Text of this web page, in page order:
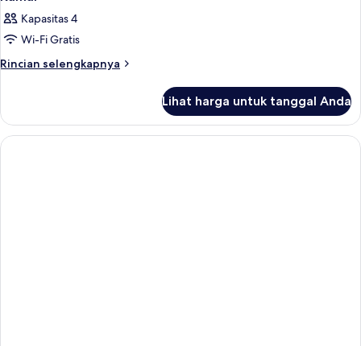
Kapasitas 4
Wi-Fi Gratis
Rincian selengkapnya
Rincian
Kamar
Lihat harga untuk tanggal Anda